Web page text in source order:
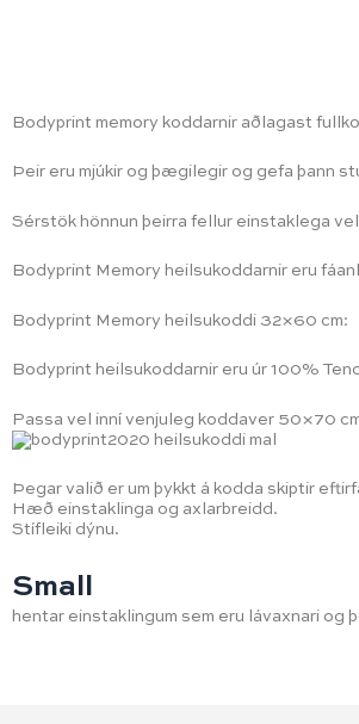
Bodyprint memory koddarnir aðlagast
Þeir eru mjúkir og þægilegir og gefa þann
Sérstök hönnun þeirra fellur einstaklega
Bodyprint Memory heilsukoddarnir eru
Bodyprint Memory heilsukoddi 32×60 cm:
Bodyprint heilsukoddarnir eru úr 100%
Passa vel inní venjuleg koddaver 50×70
Þegar valið er um þykkt á kodda skiptir
Hæð einstaklinga og axlarbreidd.
Stífleiki dýnu.
Small
hentar einstaklingum sem eru lávaxnari og